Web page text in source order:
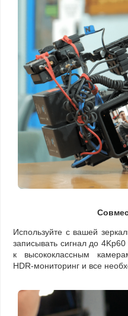
Используйте с вашей
записывать сигнал до
к высококлассным
HDR-мониторинг и все